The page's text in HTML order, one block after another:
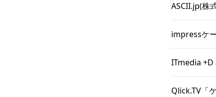
ASCII.jp(株
impressケ
ITmedia
Qlick.TV「